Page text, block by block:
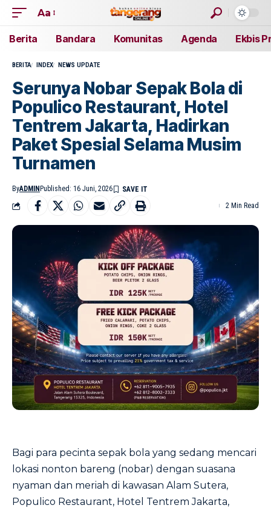
Aa
Berita Bandara Komunitas Agenda Ekbis
BERITA INDEX NEWS UPDATE
Serunya Nobar Sepak Bola di
Populico Restaurant, Hotel
Tentrem Jakarta, Hadirkan
Paket Spesial Selama Musim
Turnamen
ByADMIN Published: 16 Juni, 2026
2 Min Read
Bagi para pecinta sepak bola yang sedang mencari
lokasi nonton bareng (nobar) dengan suasana
nyaman dan meriah di kawasan Alam Sutera,
Populico Restaurant, Hotel Tentrem Jakarta,